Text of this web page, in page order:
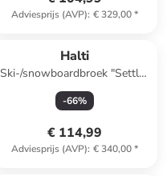
Adviesprijs (AVP): € 329,00*
Halti
Ski-/snowboardbroek "Settler
DX" geel
-66%
€ 114,99
Adviesprijs (AVP): € 340,00*